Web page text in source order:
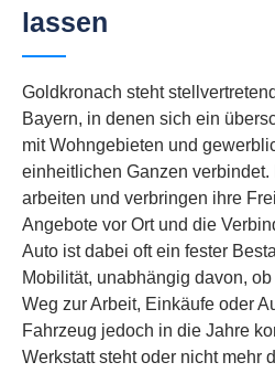
lassen
Goldkronach steht
Bayern, in denen sich ein
mit Wohngebieten und
einheitlichen Ganzen verbindet.
arbeiten und verbringen ihre
Angebote vor Ort und die
Auto ist dabei oft ein fester
Mobilität, unabhängig davon,
Weg zur Arbeit, Einkäufe oder
Fahrzeug jedoch in die Jahre
Werkstatt steht oder nicht mehr